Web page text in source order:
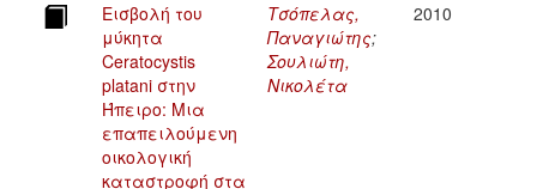
Εισβολή του
μύκητα
Ceratocystis
platani στην
Ήπειρο: Μια
επαπειλούμενη
οικολογική
καταστροφή στα
Τσόπελας,
Παναγιώτης;
Σουλιώτη,
Νικολέτα
2010